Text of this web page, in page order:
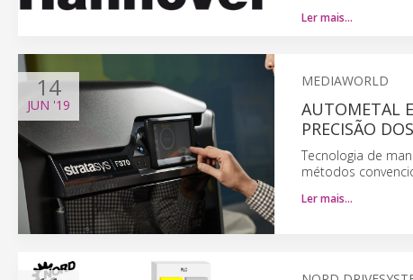
Ler mais…
14
JUN '19
MEDIAWORLD
AUTOMETAL
PRECISÃO
Tecnologia de
métodos
Ler mais…